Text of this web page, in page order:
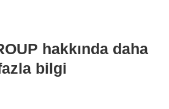
hakkında daha
bilgi